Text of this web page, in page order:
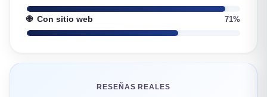
🌐 Con sitio web 71%
RESEÑAS REALES